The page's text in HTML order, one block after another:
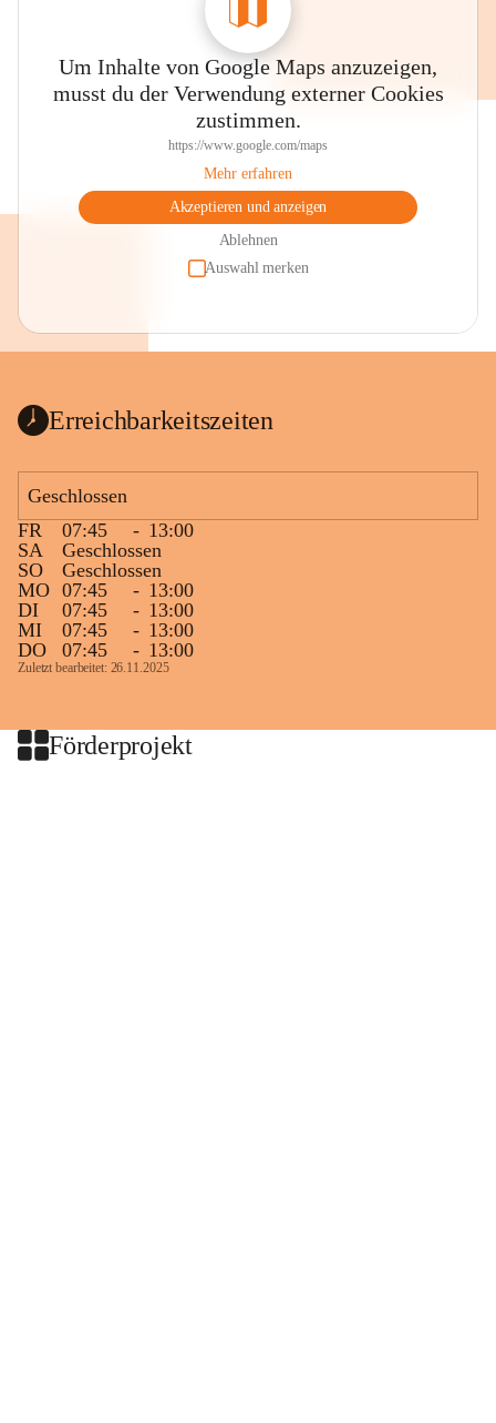
Um Inhalte von Google Maps anzuzeigen,
musst du der Verwendung externer Cookies
zustimmen.
https://www.google.com/maps
Mehr erfahren
Akzeptieren und anzeigen
Ablehnen
Auswahl merken
Erreichbarkeitszeiten
Geschlossen
FR
07:45 - 13:00
SA
Geschlossen
SO
Geschlossen
MO 07:45 - 13:00
DI
07:45 - 13:00
MI
07:45 - 13:00
DO
07:45 - 13:00
Zuletzt bearbeitet: 26.11.2025
Förderprojekt